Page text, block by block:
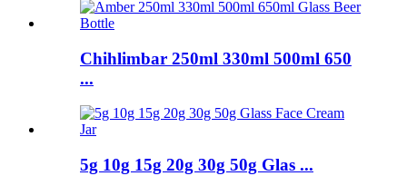
Chihlimbar 250ml 330ml 500ml 650
...
5g 10g 15g 20g 30g 50g Glas ...